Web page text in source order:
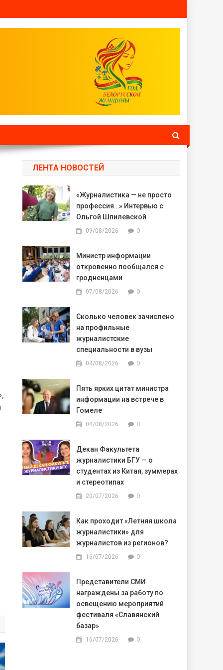
ЛЕНТА НОВОСТЕЙ
«Журналистика — не просто
профессия…» Интервью с
Ольгой Шпилевской
09/08/2026 0
Министр информации
откровенно пообщался с
гродненцами
07/08/2026 0
Сколько человек зачислено
на профильные
журналистские
специальности в вузы
04/08/2026 0
Пять ярких цитат министра
информации на встрече в
Гомеле
04/08/2026 0
Декан Факультета
журналистики БГУ — о
студентах из Китая, зуммерах
и стереотипах
20/07/2026 0
Как проходит «Летняя школа
журналистики» для
журналистов из регионов?
16/07/2026 0
Представители СМИ
награждены за работу по
освещению мероприятий
фестиваля «Славянский
базар»
16/07/2026 0